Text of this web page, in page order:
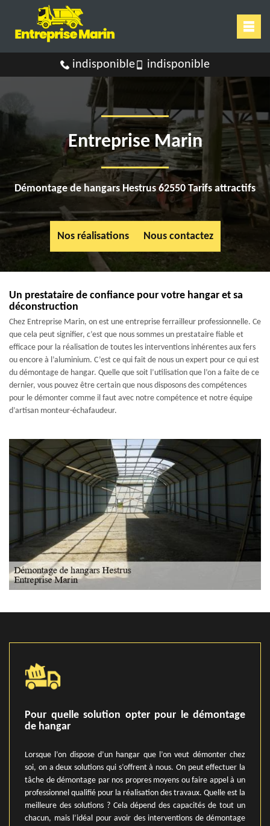
indisponible indisponible
Entreprise Marin
Démontage de hangars Hestrus 62550 Tarifs attractifs
Nos réalisations Nous contactez
Un prestataire de confiance pour votre hangar et sa
déconstruction
Chez Entreprise Marin, on est une entreprise ferrailleur professionnelle. Ce
que cela peut signifier, c’est que nous sommes un prestataire fiable et
efficace pour la réalisation de toutes les interventions inhérentes aux fers
ou encore à l’aluminium. C’est ce qui fait de nous un expert pour ce qui est
du démontage de hangar. Quelle que soit l’utilisation que l’on a faite de ce
dernier, vous pouvez être certain que nous disposons des compétences
pour le démonter comme il faut avec notre compétence et notre équipe
d’artisan monteur-échafaudeur.
Pour quelle solution opter pour le démontage
de hangar
Lorsque l’on dispose d’un hangar que l’on veut démonter chez
soi, on a deux solutions qui s’offrent à nous. On peut effectuer la
tâche de démontage par nos propres moyens ou faire appel à un
professionnel qualifié pour la réalisation des travaux. Quelle est la
meilleure des solutions ? Cela dépend des capacités de tout un
chacun, mais l’idéal pour avoir des interventions de démontage